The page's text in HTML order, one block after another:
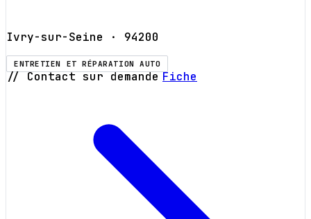
Ivry-sur-Seine · 94200
ENTRETIEN ET RÉPARATION AUTO
// Contact sur demande Fiche